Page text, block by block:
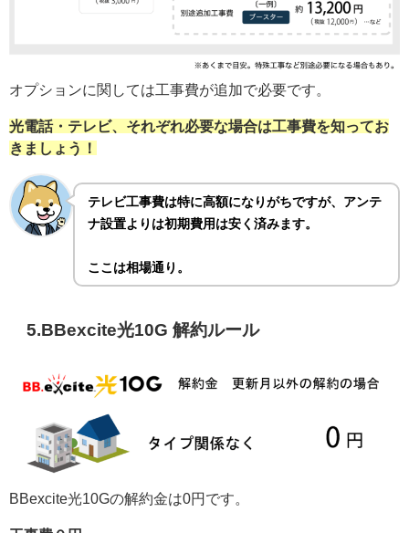
オプションに関しては工事費が追加で必要です。
光電話・テレビ、それぞれ必要な場合は工事費を知ってお
きましょう！
テレビ工事費は特に高額になりがちですが、アンテ
ナ設置よりは初期費用は安く済みます。
ここは相場通り。
5.BBexcite光10G 解約ルール
BBexcite光10Gの解約金は0円です。